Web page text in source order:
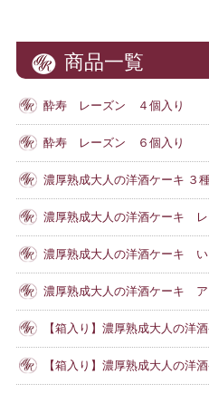
商品一覧
酔寿 レーズン ４個入り
酔寿 レーズン ６個入り
濃厚熟成大人の洋酒ケーキ ３
濃厚熟成大人の洋酒ケーキ レ
濃厚熟成大人の洋酒ケーキ い
濃厚熟成大人の洋酒ケーキ ア
【箱入り】濃厚熟成大人の洋
【箱入り】濃厚熟成大人の洋